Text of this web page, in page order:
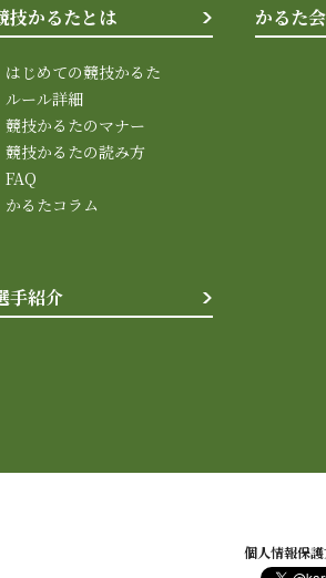
技かるたとは
はじめての競技かるた
ルール詳細
競技かるたのマナー
競技かるたの読み方
FAQ
かるたコラム
かるた
手紹介
個人情報保